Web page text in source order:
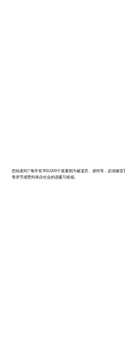
您知道吗? 每年有300,000个孩童因为被遗弃、虐待等，必须被
母亲节感受到来自社会的温暖与祝福。